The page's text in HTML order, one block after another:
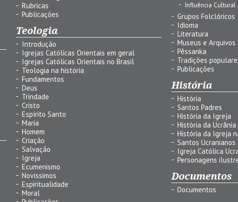
Rubricas
Publicações
Teologia
Introdução
Igrejas Católicas Orientais em geral
Igrejas Católicas Orientais no Brasil
Teologia na história
Fundamentos
Deus
Trindade
Cristo
Espírito Santo
Maria
Homem
Criação
Salvação
Igreja
Ecumenismo
Novíssimos
Espiritualidade
Moral
Influência Cultural
Grupos Folclóricos
Idioma
Literatura
Museus e Arquivos
Pêssanka
Tradições
Publicações
História
História
Santos Padres
História da Igreja
História da Ucrânia
História da Igreja
Santos Ucranianos
Igreja Católica
Personagens
Documentos
Documentos